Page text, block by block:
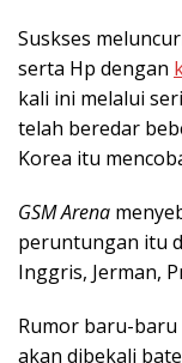
Suskses
serta Hp dengan
kali ini melalui
telah beredar
Korea itu
GSM Arena
peruntungan itu
Inggris, Jerman,
Rumor baru-baru
akan dibekali